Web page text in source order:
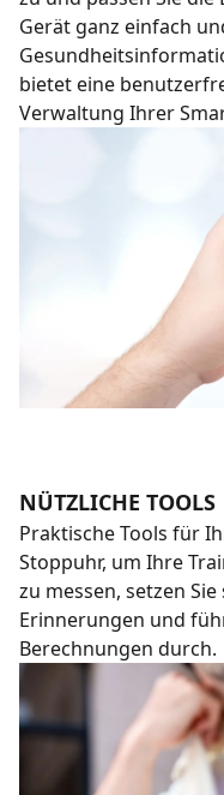
Gerät ganz einfach
bietet eine
Verwaltung Ihrer
NÜTZLICHE TOOLS
Praktische Tools für
Stoppuhr, um Ihre
zu messen, setzen
Erinnerungen und
Berechnungen durch.